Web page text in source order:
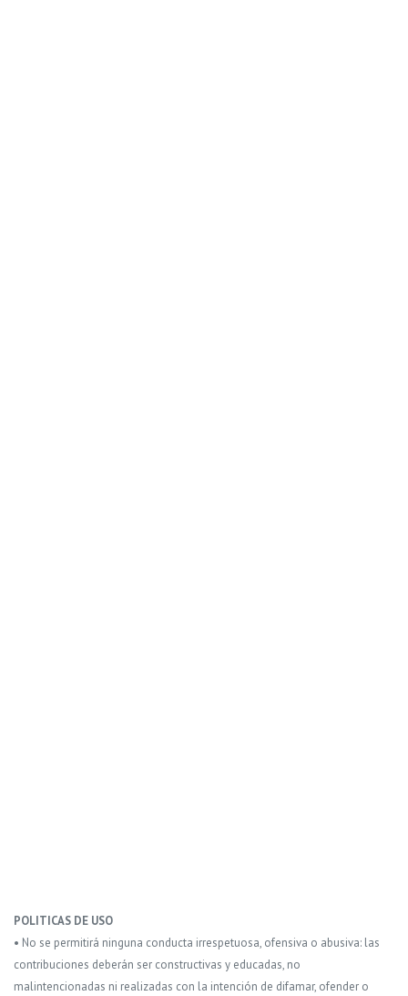
POLITICAS DE USO
• No se permitirá ninguna conducta irrespetuosa, ofensiva o abusiva: las
contribuciones deberán ser constructivas y educadas, no
malintencionadas ni realizadas con la intención de difamar, ofender o